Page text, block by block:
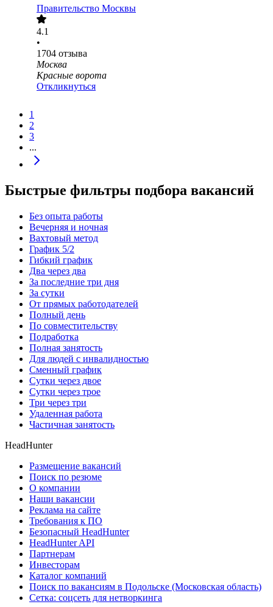
Правительство Москвы
4.1
•
1704 отзыва
Москва
Красные ворота
Откликнуться
1
2
3
...
Быстрые фильтры подбора вакансий
Без опыта работы
Вечерняя и ночная
Вахтовый метод
График 5/2
Гибкий график
Два через два
За последние три дня
За сутки
От прямых работодателей
Полный день
По совместительству
Подработка
Полная занятость
Для людей с инвалидностью
Сменный график
Сутки через двое
Сутки через трое
Три через три
Удаленная работа
Частичная занятость
HeadHunter
Размещение вакансий
Поиск по резюме
О компании
Наши вакансии
Реклама на сайте
Требования к ПО
Безопасный HeadHunter
HeadHunter API
Партнерам
Инвесторам
Каталог компаний
Поиск по вакансиям в Подольске (Московская область)
Сетка: соцсеть для нетворкинга